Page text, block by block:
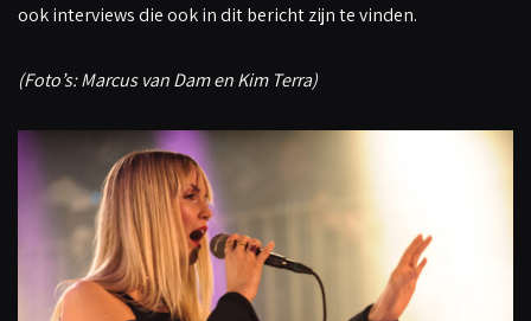
ook interviews die ook in dit bericht zijn te vinden.
(Foto’s: Marcus van Dam en Kim Terra)